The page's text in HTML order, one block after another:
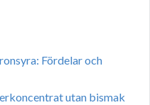
Fördelar och
utan bismak